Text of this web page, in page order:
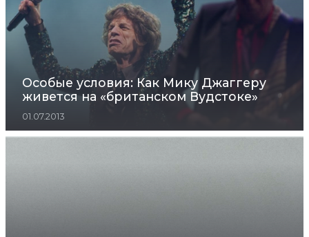
Особые условия: Как Мику Джаггеру
живется на «британском Вудстоке»
01.07.2013